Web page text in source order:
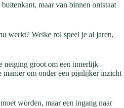
maar van binnen ontstaat
werkt? Welke rol speel je al jaren,
neiging groot om een innerlijk
manier om onder een pijnlijker inzicht
worden, maar een ingang naar